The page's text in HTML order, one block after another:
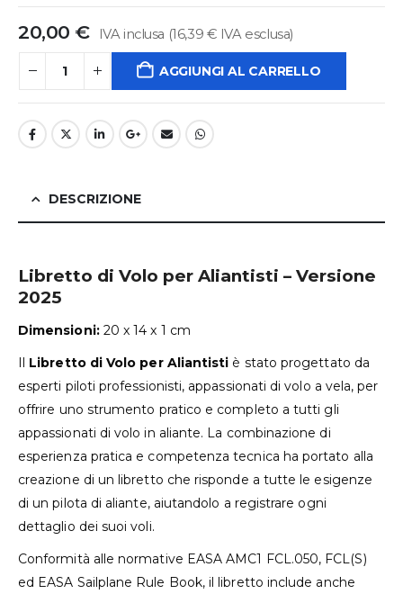
20,00€ IVA inclusa (16,39 € IVA esclusa)
AGGIUNGI AL CARRELLO
DESCRIZIONE
Libretto di Volo per Aliantisti – Versione
2025
Dimensioni:20 x 14 x 1 cm
Il Libretto di Volo per Aliantisti è stato progettato da
esperti piloti professionisti, appassionati di volo a vela, per
offrire uno strumento pratico e completo a tutti gli
appassionati di volo in aliante. La combinazione di
esperienza pratica e competenza tecnica ha portato alla
creazione di un libretto che risponde a tutte le esigenze
di un pilota di aliante, aiutandolo a registrare ogni
dettaglio dei suoi voli.
Conformità alle normative EASA AMC1 FCL.050, FCL(S)
ed EASA Sailplane Rule Book, il libretto include anche